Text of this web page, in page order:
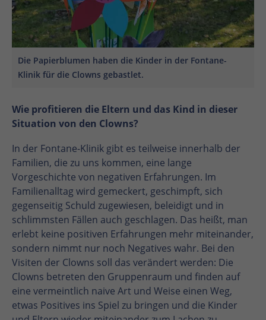
Die Papierblumen haben die Kinder in der Fontane-
Klinik für die Clowns gebastlet.
Wie profitieren die Eltern und das Kind in dieser
Situation von den Clowns?
In der Fontane-Klinik gibt es teilweise innerhalb der
Familien, die zu uns kommen, eine lange
Vorgeschichte von negativen Erfahrungen. Im
Familienalltag wird gemeckert, geschimpft, sich
gegenseitig Schuld zugewiesen, beleidigt und in
schlimmsten Fällen auch geschlagen. Das heißt, man
erlebt keine positiven Erfahrungen mehr miteinander,
sondern nimmt nur noch Negatives wahr. Bei den
Visiten der Clowns soll das verändert werden: Die
Clowns betreten den Gruppenraum und finden auf
eine vermeintlich naive Art und Weise einen Weg,
etwas Positives ins Spiel zu bringen und die Kinder